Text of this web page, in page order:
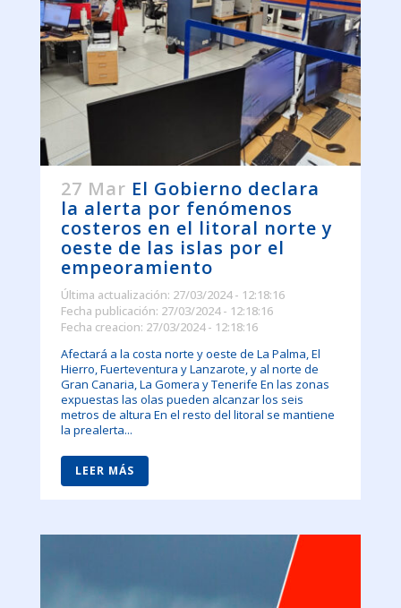
27 Mar El Gobierno declara
la alerta por fenómenos
costeros en el litoral norte y
oeste de las islas por el
empeoramiento
Última actualización: 27/03/2024 - 12:18:16
Fecha publicación: 27/03/2024 - 12:18:16
Fecha creacion: 27/03/2024 - 12:18:16
Afectará a la costa norte y oeste de La Palma, El
Hierro, Fuerteventura y Lanzarote, y al norte de
Gran Canaria, La Gomera y Tenerife En las zonas
expuestas las olas pueden alcanzar los seis
metros de altura En el resto del litoral se mantiene
la prealerta...
LEER MÁS